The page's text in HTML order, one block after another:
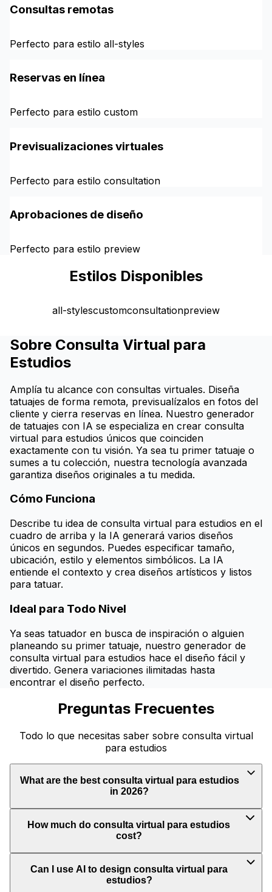
Consultas remotas
Perfecto para estilo all-styles
Reservas en línea
Perfecto para estilo custom
Previsualizaciones virtuales
Perfecto para estilo consultation
Aprobaciones de diseño
Perfecto para estilo preview
Estilos Disponibles
all-stylescustomconsultationpreview
Sobre Consulta Virtual para
Estudios
Amplía tu alcance con consultas virtuales. Diseña
tatuajes de forma remota, previsualízalos en fotos del
cliente y cierra reservas en línea. Nuestro generador
de tatuajes con IA se especializa en crear consulta
virtual para estudios únicos que coinciden
exactamente con tu visión. Ya sea tu primer tatuaje o
sumes a tu colección, nuestra tecnología avanzada
garantiza diseños originales a tu medida.
Cómo Funciona
Describe tu idea de consulta virtual para estudios en el
cuadro de arriba y la IA generará varios diseños
únicos en segundos. Puedes especificar tamaño,
ubicación, estilo y elementos simbólicos. La IA
entiende el contexto y crea diseños artísticos y listos
para tatuar.
Ideal para Todo Nivel
Ya seas tatuador en busca de inspiración o alguien
planeando su primer tatuaje, nuestro generador de
consulta virtual para estudios hace el diseño fácil y
divertido. Genera variaciones ilimitadas hasta
encontrar el diseño perfecto.
Preguntas Frecuentes
Todo lo que necesitas saber sobre consulta virtual
para estudios
What are the best consulta virtual para estudios
in 2026?
How much do consulta virtual para estudios
cost?
Can I use AI to design consulta virtual para
estudios?